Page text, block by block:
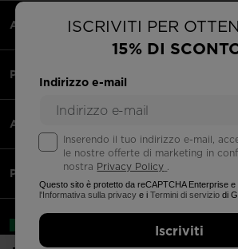
ISCRIVITI PER
15% DI
Indirizzo e-mail
Inserendo il tuo indirizzo e-mail,
le nostre offerte di marketing in
nostra Privacy Policy .
Questo sito è protetto da reCAPTCHA Enterprise e
l'Informativa sulla privacy e iTermini di servizio di
Iscriviti
AREA LEGALE
PAGAMENTI ACCETTATI
APPS
PARTNERS
Italia | italiano